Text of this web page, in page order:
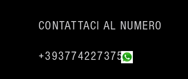
CONTATTACI AL NUMERO
+393774227375